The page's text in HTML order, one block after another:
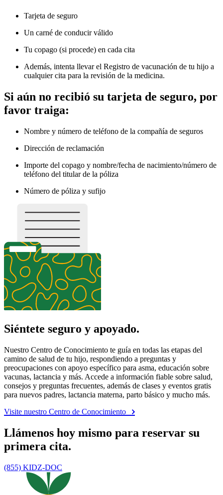
Tarjeta de seguro
Un carné de conducir válido
Tu copago (si procede) en cada cita
Además, intenta llevar el Registro de vacunación de tu hijo a
cualquier cita para la revisión de la medicina.
Si aún no recibió su tarjeta de seguro, por
favor traiga:
Nombre y número de teléfono de la compañía de seguros
Dirección de reclamación
Importe del copago y nombre/fecha de nacimiento/número de
teléfono del titular de la póliza
Número de póliza y sufijo
Siéntete seguro y apoyado.
Nuestro Centro de Conocimiento te guía en todas las etapas del
camino de salud de tu hijo, respondiendo a preguntas y
preocupaciones con apoyo específico para asma, educación sobre
vacunas, lactancia y más. Accede a información fiable sobre salud,
consejos y preguntas frecuentes, además de clases y eventos gratis
para nuevos padres, lactancia materna, parto básico y mucho más.
Visite nuestro Centro de Conocimiento
Llámenos hoy mismo para reservar su
primera cita.
(855) KIDZ-DOC